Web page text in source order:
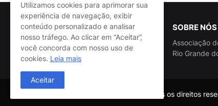
SOBRE NÓS
Associação
Rio Grande
@ASSPRA RN Todos os direitos
Utilizamos cookies para aprimorar sua
experiência de navegação, exibir
conteúdo personalizado e analisar
nosso tráfego. Ao clicar em “Aceitar”,
você concorda com nosso uso de
cookies. Leia mais
Aceitar